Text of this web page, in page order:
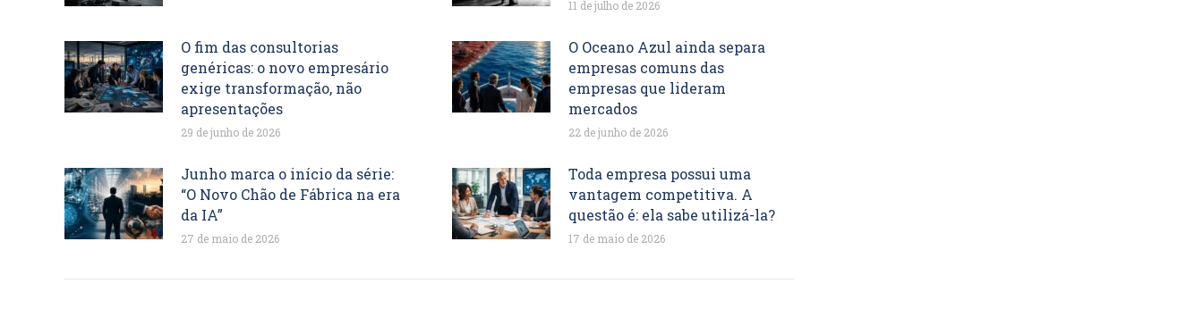
11 de julho de 2026
O fim das consultorias
genéricas: o novo empresário
exige transformação, não
apresentações
29 de junho de 2026
O Oceano Azul ainda separa
empresas comuns das
empresas que lideram
mercados
22 de junho de 2026
Junho marca o início da série:
“O Novo Chão de Fábrica na era
da IA”
27 de maio de 2026
Toda empresa possui uma
vantagem competitiva. A
questão é: ela sabe utilizá-la?
17 de maio de 2026